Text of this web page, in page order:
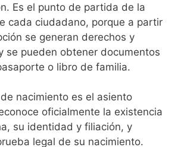
Es el punto de partida de la
cada ciudadano, porque a partir
se generan derechos y
se pueden obtener documentos
o libro de familia.
nacimiento es el asiento
oficialmente la existencia
su identidad y filiación, y
legal de su nacimiento.